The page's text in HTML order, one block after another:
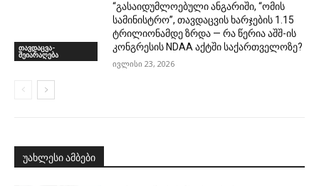
თავდაცვა-
შეიარაღება
“გასაიდუმლოებული ანგარიში, “ომის
სამინისტრო”, თავდაცვის ხარჯების 1.15
ტრილიონამდე ზრდა — რა წერია აშშ-ის
კონგრესის NDAA აქტში საქართველოზე?
ივლისი 23, 2026
უახლესი ამბები